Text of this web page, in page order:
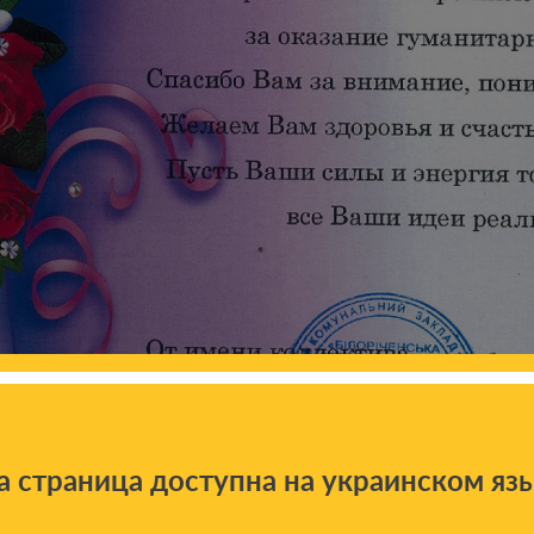
страница доступна на украинском